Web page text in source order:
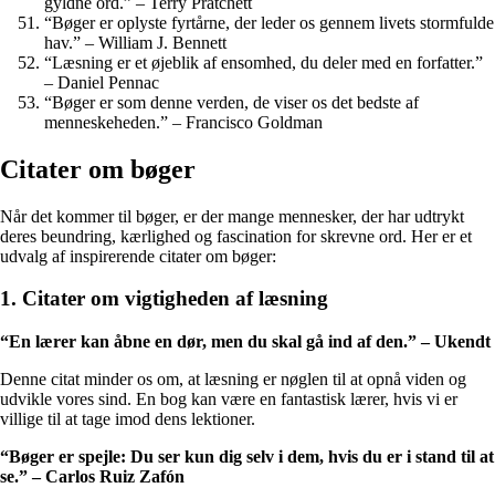
“Bøger er oplyste fyrtårne, der leder os gennem livets stormfulde
hav.” – William J. Bennett
“Læsning er et øjeblik af ensomhed, du deler med en forfatter.”
– Daniel Pennac
“Bøger er som denne verden, de viser os det bedste af
menneskeheden.” – Francisco Goldman
Citater om bøger
Når det kommer til bøger, er der mange mennesker, der har udtrykt
deres beundring, kærlighed og fascination for skrevne ord. Her er et
udvalg af inspirerende citater om bøger:
1. Citater om vigtigheden af læsning
“En lærer kan åbne en dør, men du skal gå ind af den.” – Ukendt
Denne citat minder os om, at læsning er nøglen til at opnå viden og
udvikle vores sind. En bog kan være en fantastisk lærer, hvis vi er
villige til at tage imod dens lektioner.
“Bøger er spejle: Du ser kun dig selv i dem, hvis du er i stand til at
se.” – Carlos Ruiz Zafón